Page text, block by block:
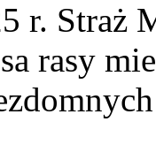
r. Straż
rasy